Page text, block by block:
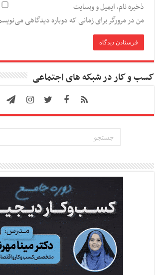
ذخیره نام، ایمیل و وبسایت
من در مرورگر برای زمانی که دوباره دیدگاهی
کسب و کار در شبکه های اجتماعی